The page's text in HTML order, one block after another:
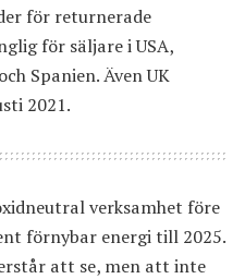
för returnerade
för säljare i USA,
Spanien. Även UK
2021.
verksamhet före
förnybar energi till 2025.
att se, men att inte